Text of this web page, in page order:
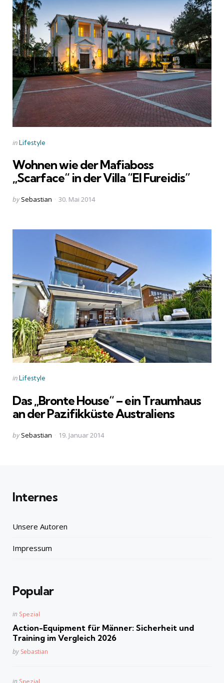
Categories
Posted
inLifestyle
Wohnen wie der Mafiaboss
„Scarface“ in der Villa “El Fureidis”
Posted
by Sebastian 30. Mai 2014
Categories
Posted
inLifestyle
Das „Bronte House“ – ein Traumhaus
an der Pazifikküste Australiens
Posted
by Sebastian 19. Januar 2014
Internes
Unsere Autoren
Impressum
Popular
Posted
in Spezial
Action-Equipment für Männer: Sicherheit und
Training im Vergleich 2026
Posted
by Sebastian
Posted
in Spezial